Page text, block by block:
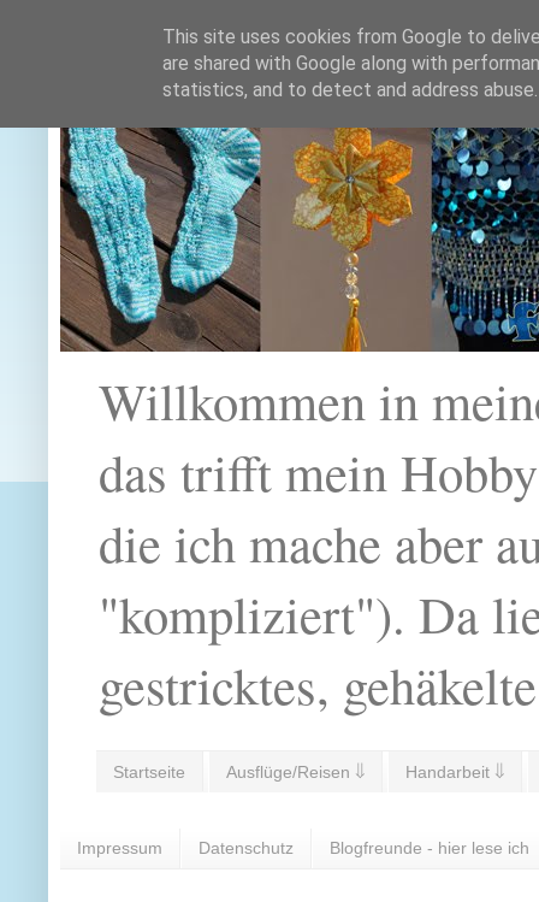
Willkommen in
das trifft mein
die ich mache aber
"kompliziert"). Da
gestricktes,
Startseite Ausflüge/Reisen ⇓ Handarbeit ⇓
Impressum Datenschutz Blogfreunde - hier lese ich
This site uses cookies from Google to
are shared with Google along with
statistics, and to detect and address abuse.